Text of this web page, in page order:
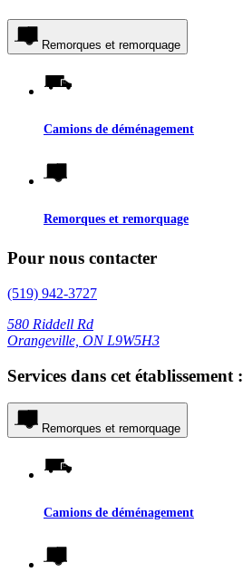
Remorques et remorquage
Camions de déménagement
Remorques et remorquage
Pour nous contacter
(519) 942-3727
580 Riddell Rd
Orangeville, ON L9W5H3
Services dans cet établissement :
Remorques et remorquage
Camions de déménagement